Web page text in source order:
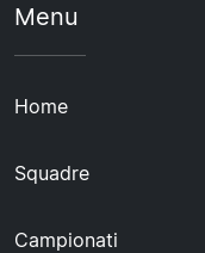
Menu
Home
Squadre
Campionati